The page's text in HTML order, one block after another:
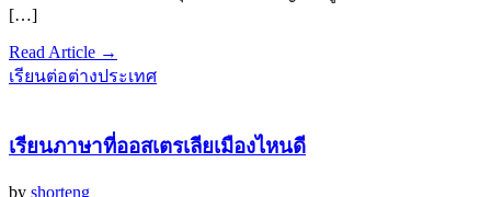
[…]
Read Article →
เรียนต่อต่างประเทศ
เรียนภาษาที่ออสเตรเลียเมืองไหนดี
by shorteng